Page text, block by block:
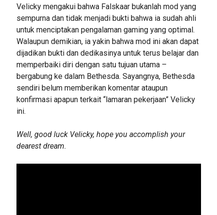
Velicky mengakui bahwa Falskaar bukanlah mod yang
sempurna dan tidak menjadi bukti bahwa ia sudah ahli
untuk menciptakan pengalaman gaming yang optimal.
Walaupun demikian, ia yakin bahwa mod ini akan dapat
dijadikan bukti dan dedikasinya untuk terus belajar dan
memperbaiki diri dengan satu tujuan utama –
bergabung ke dalam Bethesda. Sayangnya, Bethesda
sendiri belum memberikan komentar ataupun
konfirmasi apapun terkait “lamaran pekerjaan” Velicky
ini.
Well, good luck Velicky, hope you accomplish your
dearest dream.